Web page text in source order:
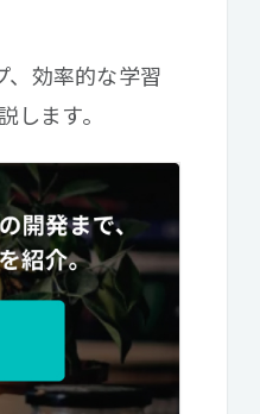
、効率的な学習
ます。